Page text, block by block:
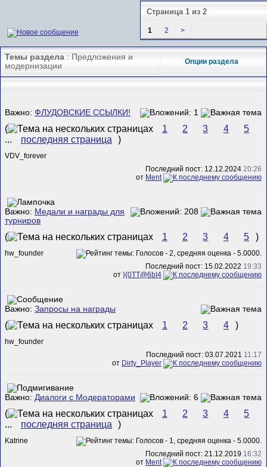
Страница 1 из 2
1 2 >
Темы раздела : Предложения и
модернизации
Опции раздела
Важно: ФЛУДОВСКИЕ ССЫЛКИ!
( 1 2 3 4
5
...
последняя страница )
VDV_forever
Последний пост: 12.12.2024 20:26
от Ment
Важно: Медали и награды для
турниров
( 1 2 3 4 5 )
hw_founder
Последний пост: 15.02.2022 19:33
от }{0TT@6bI4
Важно: Запросы на награды
( 1 2 3 4 )
hw_founder
Последний пост: 03.07.2021 11:17
от Dirty_Player
Важно: Диалоги с Модераторами
( 1 2 3 4
5
...
последняя страница )
Katrine
Последний пост: 21.12.2019 16:32
от Ment